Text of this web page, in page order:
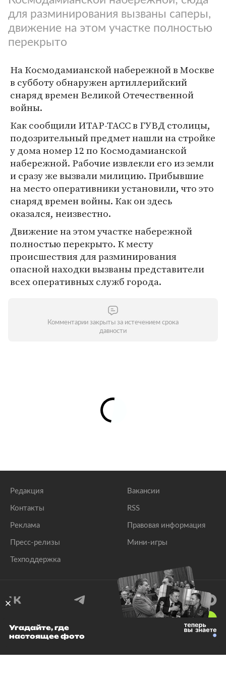
для разминирования вызваны саперы,
движение на этом участке полностью
перекрыто
На Космодамианской набережной в Москве
в субботу обнаружен артиллерийский
снаряд времен Великой Отечественной
войны.
Как сообщили ИТАР-ТАСС в ГУВД столицы,
подозрительный предмет нашли на стройке
у дома номер 12 по Космодамианской
набережной. Рабочие извлекли его из земли
и сразу же вызвали милицию. Прибывшие
на место оперативники установили, что это
снаряд времен войны. Как он здесь
оказался, неизвестно.
Движение на этом участке набережной
полностью перекрыто. К месту
происшествия для разминирования
опасной находки вызваны представители
всех оперативных служб города.
Комментарии закрыты за истечением срока
давности
Редакция
Контакты
Реклама
Пресс-релизы
Техподдержка
Вакансии
RSS
Правовая информация
Мини-игры
© 1999–2026 Все права защищены.
Угадайте, где
настоящее фото